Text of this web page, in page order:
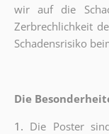
wir auf die
Zerbrechlichkeit
Schadensrisiko
Die
1. Die Poster